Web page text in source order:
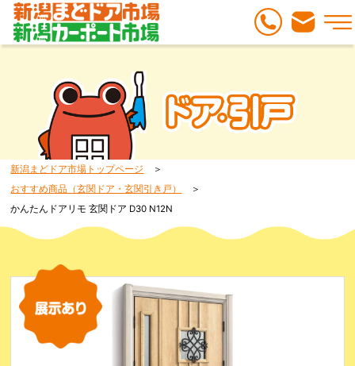
新潟まどドア市場トップページ
おすすめ商品（玄関ドア・玄関引き戸）
かんたんドアリモ 玄関ドア D30 N12N